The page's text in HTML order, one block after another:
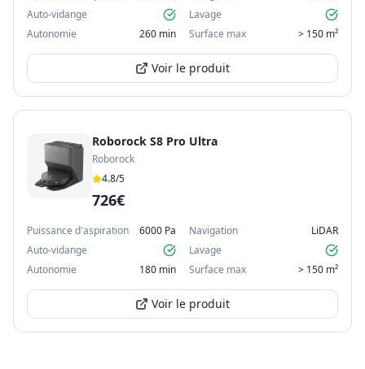
Auto-vidange
Lavage
Autonomie
260 min Surface max > 150 m²
Voir le produit
Roborock S8 Pro Ultra
Roborock
4.8/5
726€
Puissance d'aspiration 6000 Pa Navigation
LiDAR
Auto-vidange
Lavage
Autonomie
180 min Surface max > 150 m²
Voir le produit